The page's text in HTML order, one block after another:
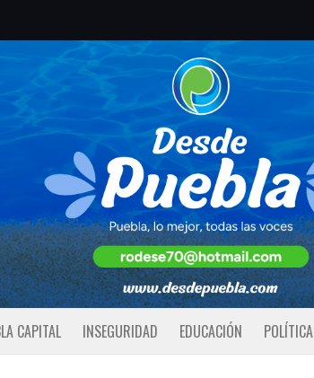
CAPITAL INSEGURIDAD EDUCACIÓN POLÍTICA